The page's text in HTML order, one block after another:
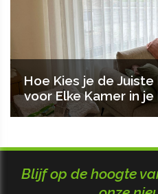
Hoe Kies je de
voor Elke Kamer in je
Blijf op de hoogte